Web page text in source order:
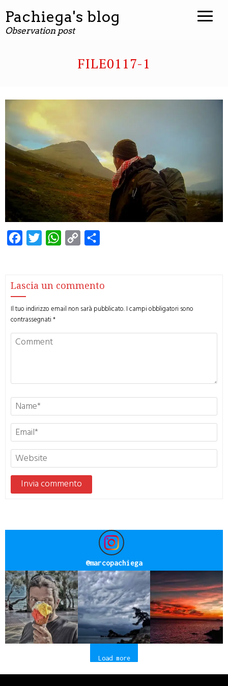
contenuto
Pachiega's blog
Observation post
FILE0117-1
Facebook
Twitter WhatsApp
Copy
Lascia un commento
Il tuo indirizzo email non sarà pubblicato.I campi obbligatori sono
contrassegnati*
@marcopachiega
Load more